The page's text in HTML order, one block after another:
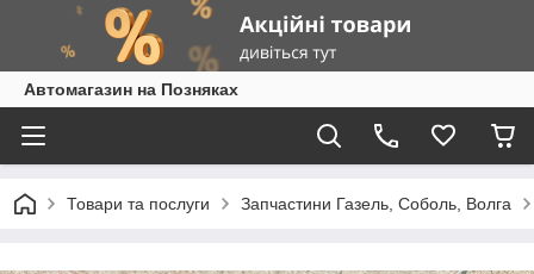
Автомагазин на Позняках
Товари та послуги Запчастини Газель, Соболь, Волга